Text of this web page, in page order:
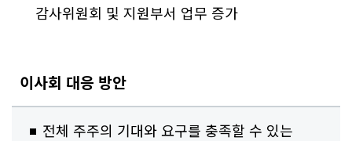
감사위원회 및 지원부서 업무 증가
이사회 대응 방안
전체 주주의 기대와 요구를 충족할 수 있는